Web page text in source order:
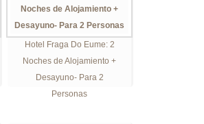
Hotel Fraga Do Eume: 2
Noches de Alojamiento +
Desayuno- Para 2
Personas